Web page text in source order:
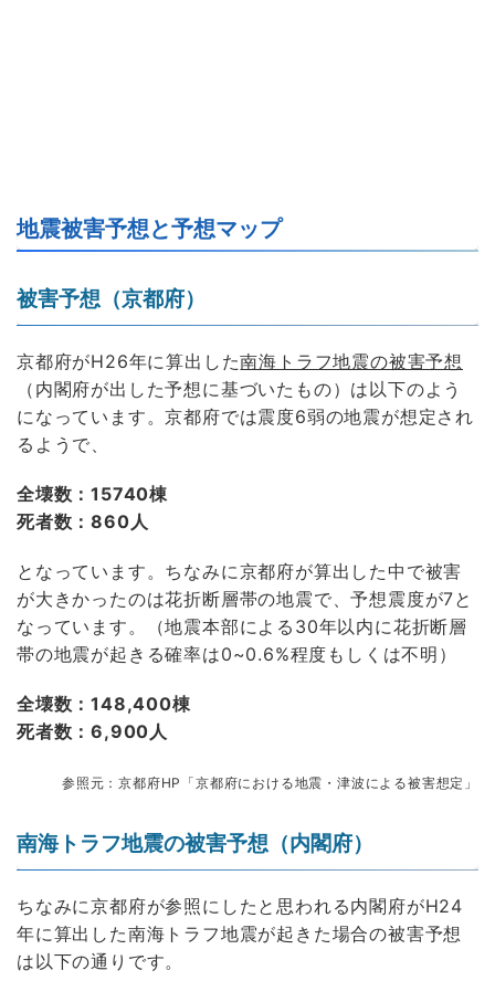
地震被害予想と予想マップ
被害予想（京都府）
京都府がH26年に算出した南海トラフ地震の被害予想
（内閣府が出した予想に基づいたもの）は以下のよう
になっています。京都府では震度6弱の地震が想定され
るようで、
全壊数：15740棟
死者数：860人
となっています。ちなみに京都府が算出した中で被害
が大きかったのは花折断層帯の地震で、予想震度が7と
なっています。（地震本部による30年以内に花折断層
帯の地震が起きる確率は0~0.6%程度もしくは不明）
全壊数：148,400棟
死者数：6,900人
参照元：京都府HP「京都府における地震・津波による被害想定」
南海トラフ地震の被害予想（内閣府）
ちなみに京都府が参照にしたと思われる内閣府がH24
年に算出した南海トラフ地震が起きた場合の被害予想
は以下の通りです。